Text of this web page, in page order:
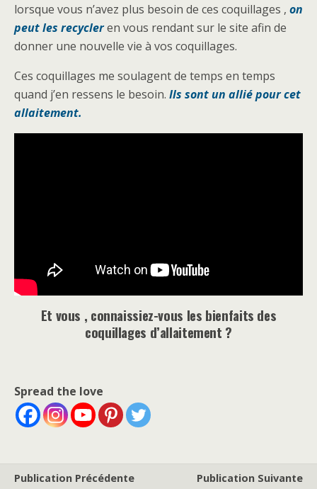
lorsque vous n’avez plus besoin de ces coquillages , on
peut les recycleren vous rendant sur le site afin de
donner une nouvelle vie à vos coquillages.
Ces coquillages me soulagent de temps en temps
quand j’en ressens le besoin. Ils sont un allié pour cet
allaitement.
Et vous , connaissiez-vous les bienfaits des
coquillages d’allaitement ?
Spread the love
Publication Précédente
Publication Suivante